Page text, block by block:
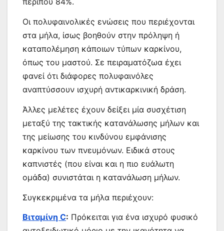
Οι πολυφαινολικές ενώσεις που περιέχονται
στα μήλα, ίσως βοηθούν στην πρόληψη ή
καταπολέμηση κάποιων τύπων καρκίνου,
όπως του μαστού. Σε πειραματόζωα έχει
φανεί ότι διάφορες πολυφαινόλες
αναπτύσσουν ισχυρή αντικαρκινική δράση.
Άλλες μελέτες έχουν δείξει μία συσχέτιση
μεταξύ της τακτικής κατανάλωσης μήλων και
της μείωσης του κινδύνου εμφάνισης
καρκίνου των πνευμόνων. Ειδικά στους
καπνιστές (που είναι και η πιο ευάλωτη
ομάδα) συνιστάται η κατανάλωση μήλων.
Συγκεκριμένα τα μήλα περιέχουν:
Βιταμίνη C: Πρόκειται για ένα ισχυρό φυσικό